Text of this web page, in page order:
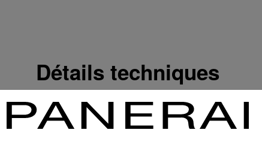
Retours et échanges
d'Officine Panerai ou
produit conformément à
En savoir plus
Détails techniques